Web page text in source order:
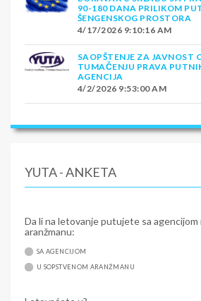
90-180 DANA PRILIKOM
ŠENGENSKOG PROSTORA
4/17/2026 9:10:16 AM
SAOPŠTENJE ZA JAVNOST
TUMAČENJU PRAVA
AGENCIJA
4/2/2026 9:53:00 AM
YUTA - ANKETA
Da li na letovanje putujete sa
aranžmanu:
SA AGENCIJOM
U SOPSTVENOM ARANŽMANU